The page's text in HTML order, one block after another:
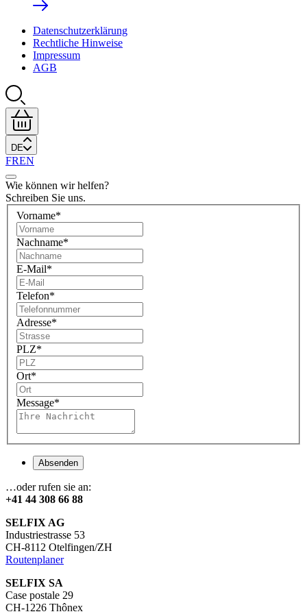
Datenschutzerklärung
Rechtliche Hinweise
Impressum
AGB
DE
FREN
Wie können wir helfen?
Schreiben Sie uns.
Vorname*
Nachname*
E-Mail*
Telefon*
Adresse*
PLZ*
Ort*
Message*
Absenden
…oder rufen sie an:
+41 44 308 66 88
SELFIX AG
Industriestrasse 53
CH-8112 Otelfingen/ZH
Routenplaner
SELFIX SA
Case postale 29
CH-1226 Thônex